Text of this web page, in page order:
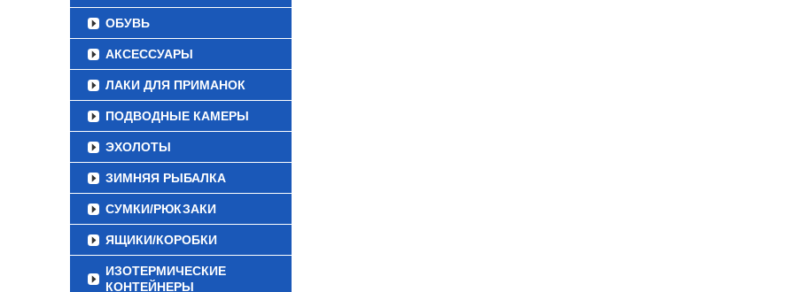
ОБУВЬ
АКСЕССУАРЫ
ЛАКИ ДЛЯ ПРИМАНОК
ПОДВОДНЫЕ КАМЕРЫ
ЭХОЛОТЫ
ЗИМНЯЯ РЫБАЛКА
СУМКИ/РЮКЗАКИ
ЯЩИКИ/КОРОБКИ
ИЗОТЕРМИЧЕСКИЕ
КОНТЕЙНЕРЫ